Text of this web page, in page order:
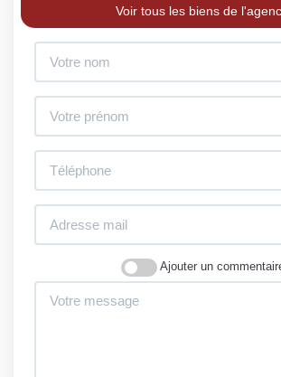
Voir tous les biens de
Ajouter un